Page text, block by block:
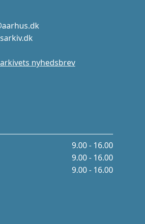
nyhedsbrev
9.00 - 16.00
9.00 - 16.00
9.00 - 16.00